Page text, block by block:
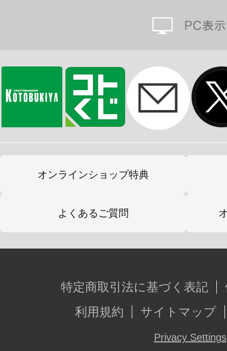
オンラインショップ特典
よくあるご質問
特定商取引法に基づく表記
利用規約
サイトマップ
Privacy Settings